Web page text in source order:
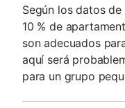
Según los datos de
10 % de
son adecuados
aquí será
para un grupo